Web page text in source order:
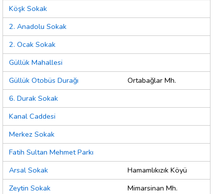
Köşk Sokak
2. Anadolu Sokak
2. Ocak Sokak
Güllük Mahallesi
Güllük Otobüs Durağı
Ortabağlar Mh.
6. Durak Sokak
Kanal Caddesi
Merkez Sokak
Fatih Sultan Mehmet Parkı
Arsal Sokak
Hamamlıkızık Köyü
Zeytin Sokak
Mimarsinan Mh.